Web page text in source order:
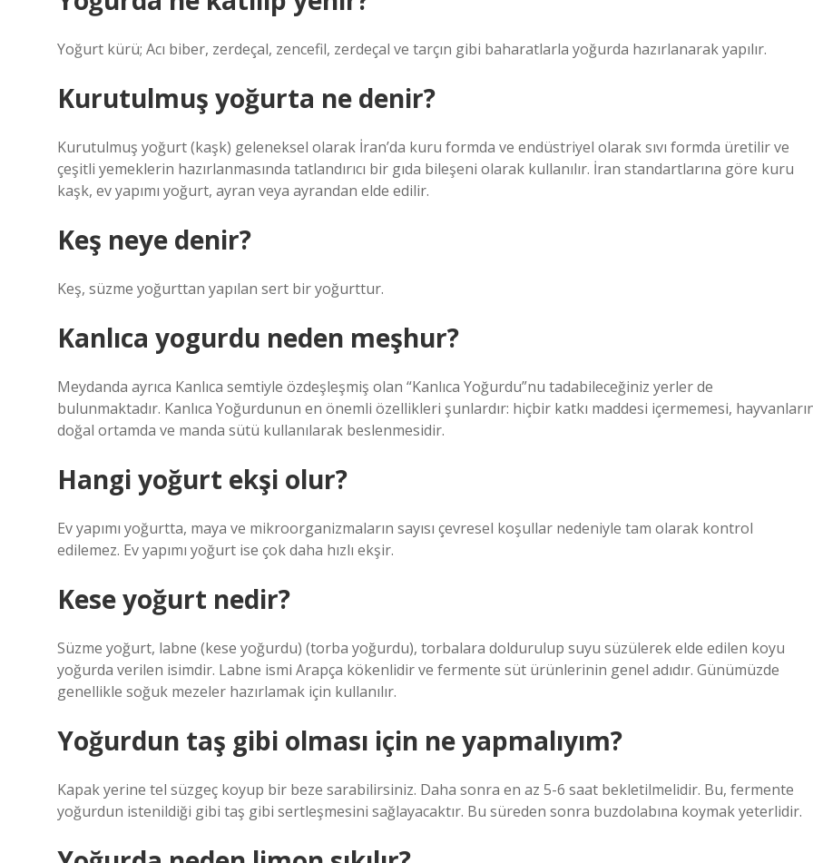
Yoğurt kürü; Acı biber, zerdeçal, zencefil, zerdeçal ve tarçın gibi baharatlarla yoğurda hazırlanarak yapılır.
Kurutulmuş yoğurta ne denir?
Kurutulmuş yoğurt (kaşk) geleneksel olarak İran’da kuru formda ve endüstriyel olarak sıvı formda üretilir ve
çeşitli yemeklerin hazırlanmasında tatlandırıcı bir gıda bileşeni olarak kullanılır. İran standartlarına göre kuru
kaşk, ev yapımı yoğurt, ayran veya ayrandan elde edilir.
Keş neye denir?
Keş, süzme yoğurttan yapılan sert bir yoğurttur.
Kanlıca yogurdu neden meşhur?
Meydanda ayrıca Kanlıca semtiyle özdeşleşmiş olan “Kanlıca Yoğurdu”nu tadabileceğiniz yerler de
bulunmaktadır. Kanlıca Yoğurdunun en önemli özellikleri şunlardır: hiçbir katkı maddesi içermemesi,
doğal ortamda ve manda sütü kullanılarak beslenmesidir.
Hangi yoğurt ekşi olur?
Ev yapımı yoğurtta, maya ve mikroorganizmaların sayısı çevresel koşullar nedeniyle tam olarak kontrol
edilemez. Ev yapımı yoğurt ise çok daha hızlı ekşir.
Kese yoğurt nedir?
Süzme yoğurt, labne (kese yoğurdu) (torba yoğurdu), torbalara doldurulup suyu süzülerek elde edilen koyu
yoğurda verilen isimdir. Labne ismi Arapça kökenlidir ve fermente süt ürünlerinin genel adıdır. Günümüzde
genellikle soğuk mezeler hazırlamak için kullanılır.
Yoğurdun taş gibi olması için ne yapmalıyım?
Kapak yerine tel süzgeç koyup bir beze sarabilirsiniz. Daha sonra en az 5-6 saat bekletilmelidir. Bu, fermente
yoğurdun istenildiği gibi taş gibi sertleşmesini sağlayacaktır. Bu süreden sonra buzdolabına koymak yeterlidir.